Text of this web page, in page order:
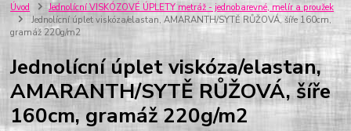
Úvod
Jednolícní VISKÓZOVÉ ÚPLETY metráž - jednobarevné, melír a proužek
Jednolícní úplet viskóza/elastan, AMARANTH/SYTĚ RŮŽOVÁ, šíře 160cm,
gramáž 220g/m2
Jednolícní úplet viskóza/elastan,
AMARANTH/SYTĚ RŮŽOVÁ, šíře
160cm, gramáž 220g/m2